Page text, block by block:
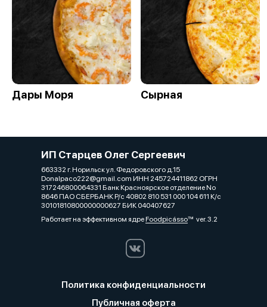
Дары Моря Сырная
ИП Старцев Олег Сергеевич
663332 г. Норильск ул. Федоровского д.15
Donalpaco222@gmail.com ИНН 245724411862 ОГРН
317246800064331 Банк Красноярское отделение No
8646 ПАО СБЕРБАНК Р/с 40802 810 531 000 104 611 К/с
30101810800000000627 БИК 040407627
Работает на эффективном ядреFoodpicássover. 3.2
Политика конфиденциальности
Публичная оферта